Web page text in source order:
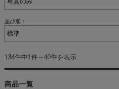
並び順：
134件中1件～40件を表示
商品一覧